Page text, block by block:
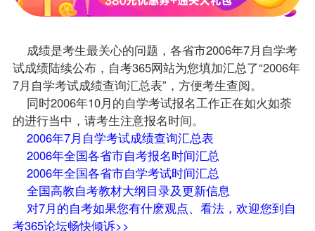
成绩是考生最关心的问题，各省市2006年7月自学考
试成绩陆续公布，自考365网站为您填加汇总了“2006年
7月自学考试成绩查询汇总表”，方便考生查阅。
同时2006年10月的自学考试报名工作正在如火如荼
的进行当中，请考生注意报名时间。
2006年7月自学考试成绩查询汇总表
2006年全国各省市自考报名时间汇总
2006年全国各省市自学考试时间汇总
全国高教自考教材大纲目录及更新信息
对7月的自考如果您有什麽观点、看法，欢迎您到自
考365论坛畅快倾诉>>